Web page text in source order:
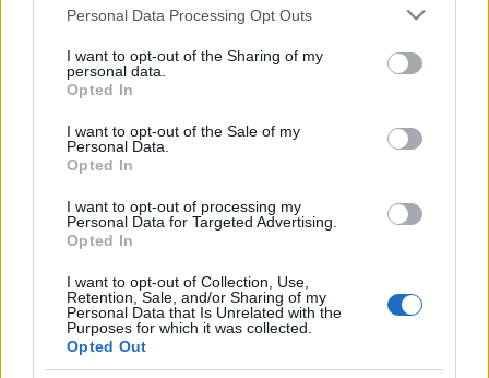
Please note that this website/app uses one or more Google
not limited to your visit or usage behaviour. You may click to
grant or deny consent to Google and its third-party tags to
use your data for below specified purposes in below Google
consent section.
Personal Data Processing Opt Outs
I want to opt-out of the Sharing of my
personal data.
Opted In
I want to opt-out of the Sale of my
Personal Data.
Opted In
I want to opt-out of processing my
Personal Data for Targeted Advertising.
Opted In
I want to opt-out of Collection, Use,
Retention, Sale, and/or Sharing of my
Personal Data that Is Unrelated with the
Purposes for which it was collected.
Opted Out
év)Krisztusban kedves Testvérek!Az anyaszentegyház
eljövetelét állítja a hívei elé adventben elsősorban.
Ezen már túl vagyunk. Hanem egy másik eljövetele is
A év, advent 1. vasárnapja,
prédikáció
vaczjenosjadmin•2010. november 28.
1983. november 27., advent első vasárnapja (A
egyházi év)Kedves Testvérek!Abból indultam ki, hogy
milyen különösek az időpontok. A naptárba
bejegyzünk valamit előre, aztán az a tény, hogy